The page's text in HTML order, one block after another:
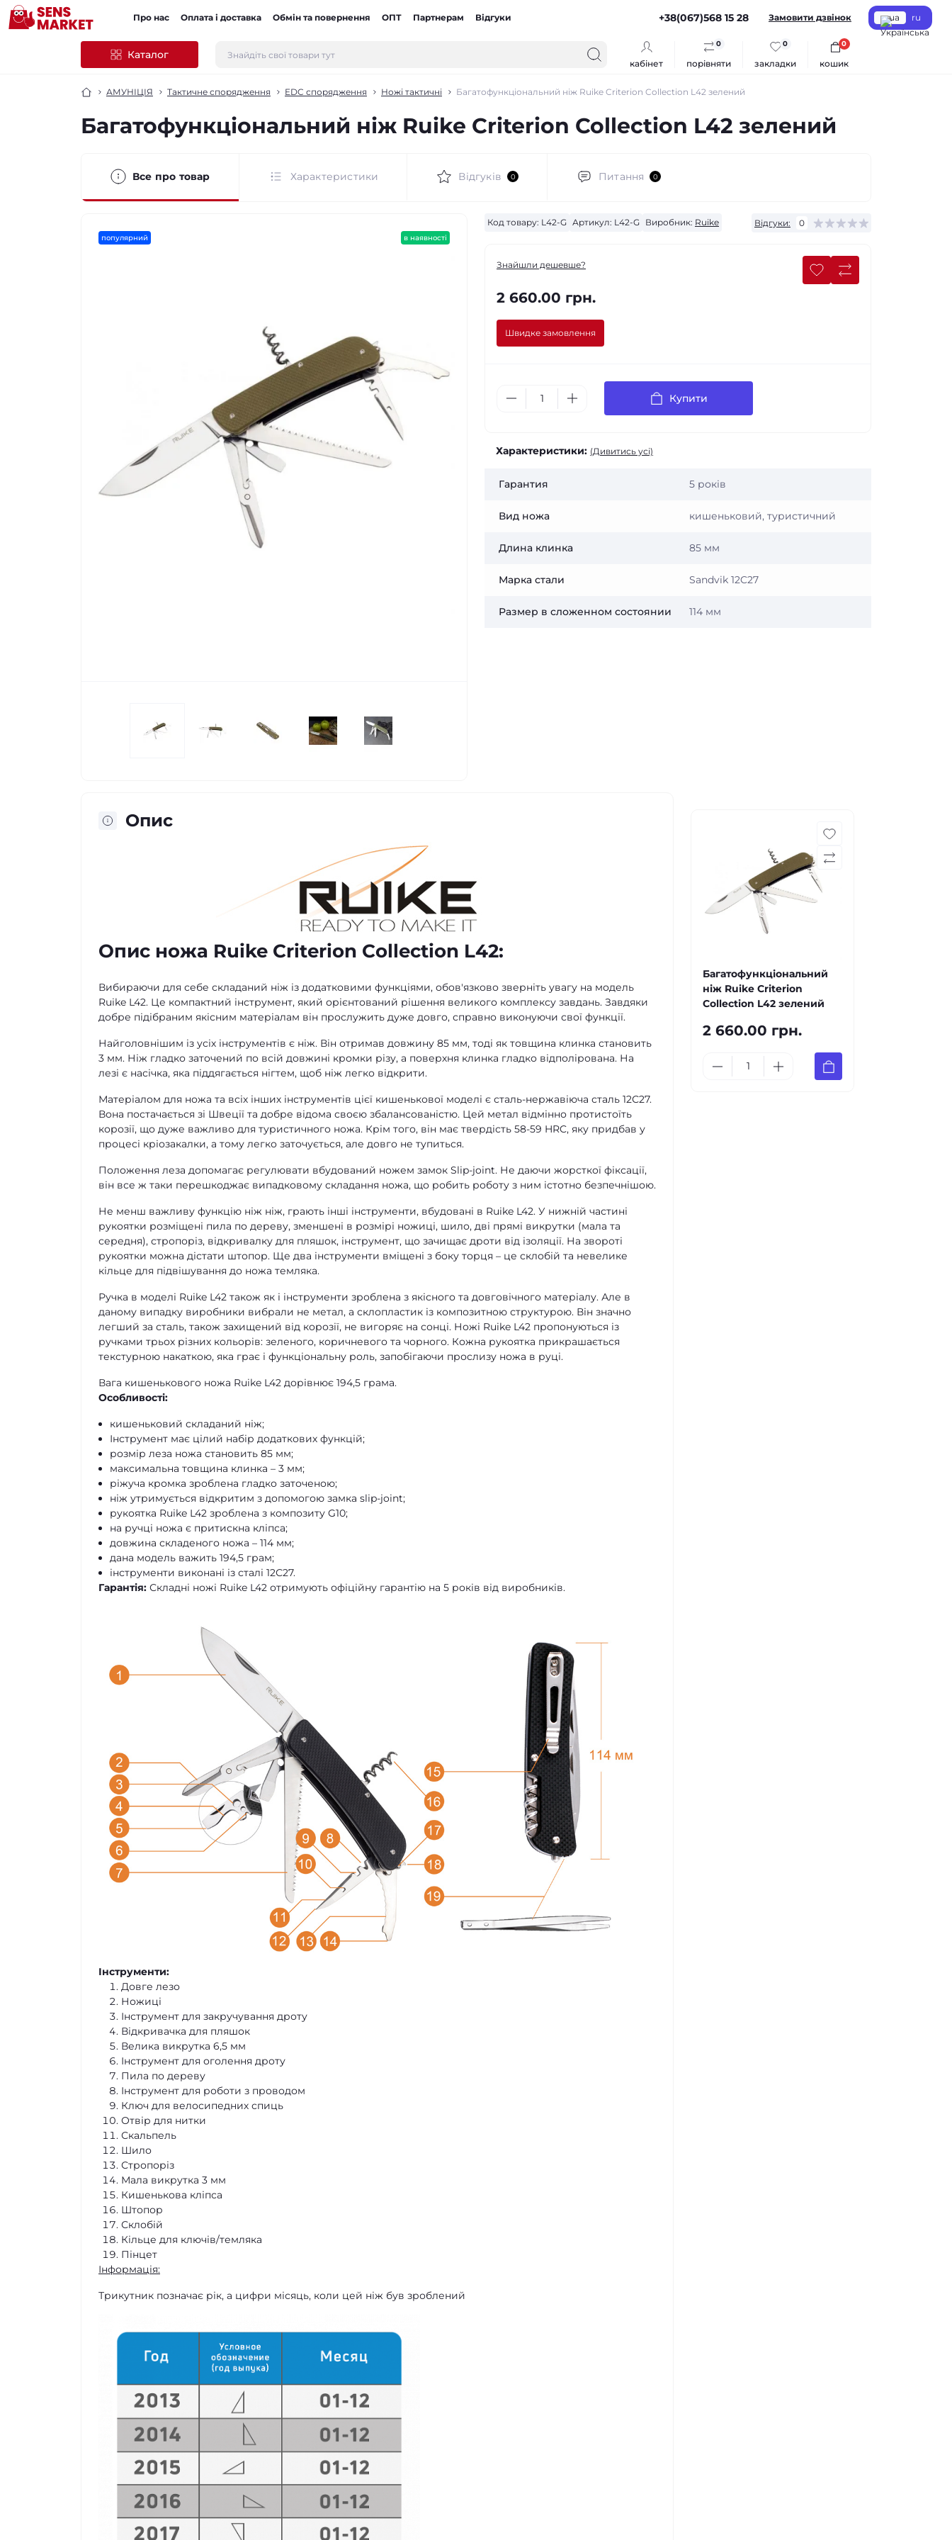
Про нас Оплата і доставка Обмін та повернення ОПТ Партнерам Відгуки +38(067)568 15 28 Замовити дзвінок ua ru
Каталог
кабінет порівняти
0
закладки
0
кошик
0
АМУНІЦІЯ Тактичне спорядження EDC спорядження Ножі тактичні Багатофункціональний ніж Ruike Criterion Collection L42 зелений
Багатофункціональний ніж Ruike Criterion Collection L42 зелений
Все про товар Характеристики Відгуків 0 Питання 0
популярний в наявності
Код товару: L42-G Артикул: L42-G Виробник: Ruike Відгуки: 0
Знайшли дешевше?
2 660.00 грн.
Швидке замовлення
Купити
Характеристики: (Дивитись усі)
Гарантия 5 років
Вид ножа кишеньковий, туристичний
Длина клинка 85 мм
Марка стали Sandvik 12C27
Размер в сложенном состоянии 114 мм
Опис
Опис ножа Ruike Criterion Collection L42:
Вибираючи для себе складаний ніж із додатковими функціями, обов'язково зверніть увагу на модель
Ruike L42. Це компактний інструмент, який орієнтований рішення великого комплексу завдань. Завдяки
добре підібраним якісним матеріалам він прослужить дуже довго, справно виконуючи свої функції.
Найголовнішим із усіх інструментів є ніж. Він отримав довжину 85 мм, тоді як товщина клинка становить
3 мм. Ніж гладко заточений по всій довжині кромки різу, а поверхня клинка гладко відполірована. На
лезі є насічка, яка піддягається нігтем, щоб ніж легко відкрити.
Матеріалом для ножа та всіх інших інструментів цієї кишенькової моделі є сталь-нержавіюча сталь 12С27.
Вона постачається зі Швеції та добре відома своєю збалансованістю. Цей метал відмінно протистоїть
корозії, що дуже важливо для туристичного ножа. Крім того, він має твердість 58-59 HRC, яку придбав у
процесі кріозакалки, а тому легко заточується, але довго не тупиться.
Положення леза допомагає регулювати вбудований ножем замок Slip-joint. Не даючи жорсткої фіксації,
він все ж таки перешкоджає випадковому складання ножа, що робить роботу з ним істотно безпечнішою.
Не менш важливу функцію ніж ніж, грають інші інструменти, вбудовані в Ruike L42. У нижній частині
рукоятки розміщені пила по дереву, зменшені в розмірі ножиці, шило, дві прямі викрутки (мала та
середня), стропоріз, відкривалку для пляшок, інструмент, що зачищає дроти від ізоляції. На звороті
рукоятки можна дістати штопор. Ще два інструменти вміщені з боку торця – це склобій та невелике
кільце для підвішування до ножа темляка.
Ручка в моделі Ruike L42 також як і інструменти зроблена з якісного та довговічного матеріалу. Але в
даному випадку виробники вибрали не метал, а склопластик із композитною структурою. Він значно
легший за сталь, також захищений від корозії, не вигоряє на сонці. Ножі Ruike L42 пропонуються із
ручками трьох різних кольорів: зеленого, коричневого та чорного. Кожна рукоятка прикрашається
текстурною накаткою, яка грає і функціональну роль, запобігаючи прослизу ножа в руці.
Вага кишенькового ножа Ruike L42 дорівнює 194,5 грама.
Особливості:
кишеньковий складаний ніж;
Інструмент має цілий набір додаткових функцій;
розмір леза ножа становить 85 мм;
максимальна товщина клинка – 3 мм;
ріжуча кромка зроблена гладко заточеною;
ніж утримується відкритим з допомогою замка slip-joint;
рукоятка Ruike L42 зроблена з композиту G10;
на ручці ножа є притискна кліпса;
довжина складеного ножа – 114 мм;
дана модель важить 194,5 грам;
інструменти виконані із сталі 12С27.
Гарантія: Складні ножі Ruike L42 отримують офіційну гарантію на 5 років від виробників.
Інструменти:
Довге лезо
Ножиці
Інструмент для закручування дроту
Відкривачка для пляшок
Велика викрутка 6,5 мм
Інструмент для оголення дроту
Пила по дереву
Інструмент для роботи з проводом
Ключ для велосипедних спиць
Отвір для нитки
Скальпель
Шило
Стропоріз
Мала викрутка 3 мм
Кишенькова кліпса
Штопор
Склобій
Кільце для ключів/темляка
Пінцет
Інформація:
Трикутник позначає рік, а цифри місяць, коли цей ніж був зроблений
Багатофункціональний
ніж Ruike Criterion
Collection L42 зелений
2 660.00 грн.